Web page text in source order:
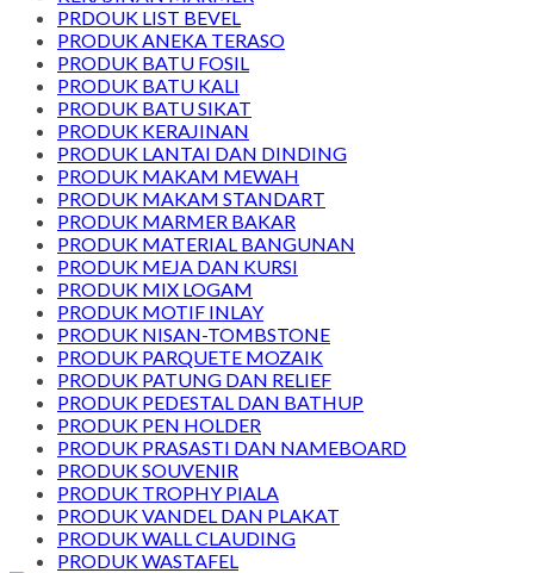
PRDOUK LIST BEVEL
PRODUK ANEKA TERASO
PRODUK BATU FOSIL
PRODUK BATU KALI
PRODUK BATU SIKAT
PRODUK KERAJINAN
PRODUK LANTAI DAN DINDING
PRODUK MAKAM MEWAH
PRODUK MAKAM STANDART
PRODUK MARMER BAKAR
PRODUK MATERIAL BANGUNAN
PRODUK MEJA DAN KURSI
PRODUK MIX LOGAM
PRODUK MOTIF INLAY
PRODUK NISAN-TOMBSTONE
PRODUK PARQUETE MOZAIK
PRODUK PATUNG DAN RELIEF
PRODUK PEDESTAL DAN BATHUP
PRODUK PEN HOLDER
PRODUK PRASASTI DAN NAMEBOARD
PRODUK SOUVENIR
PRODUK TROPHY PIALA
PRODUK VANDEL DAN PLAKAT
PRODUK WALL CLAUDING
PRODUK WASTAFEL